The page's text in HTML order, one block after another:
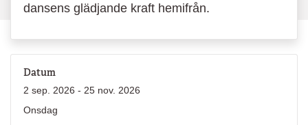
dansens glädjande kraft hemifrån.
Datum
2 sep. 2026 - 25 nov. 2026
Onsdag